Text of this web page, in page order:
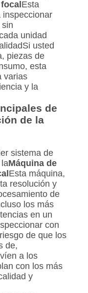
Esta
inspeccionar
unidad
usted
piezas de
esta
varias
y la
de
de la
sistema de
Máquina de
Esta máquina,
resolución y
de
los más
en un
con
de que los
de,
a los
con los más
y